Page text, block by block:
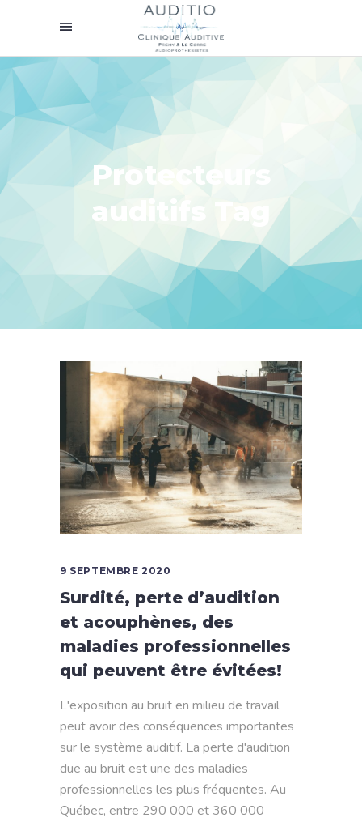
Protecteurs
auditifs Tag
9 SEPTEMBRE 2020
Surdité, perte d’audition
et acouphènes, des
maladies professionnelles
qui peuvent être évitées!
L'exposition au bruit en milieu de travail
peut avoir des conséquences importantes
sur le système auditif. La perte d'audition
due au bruit est une des maladies
professionnelles les plus fréquentes. Au
Québec, entre 290 000 et 360 000